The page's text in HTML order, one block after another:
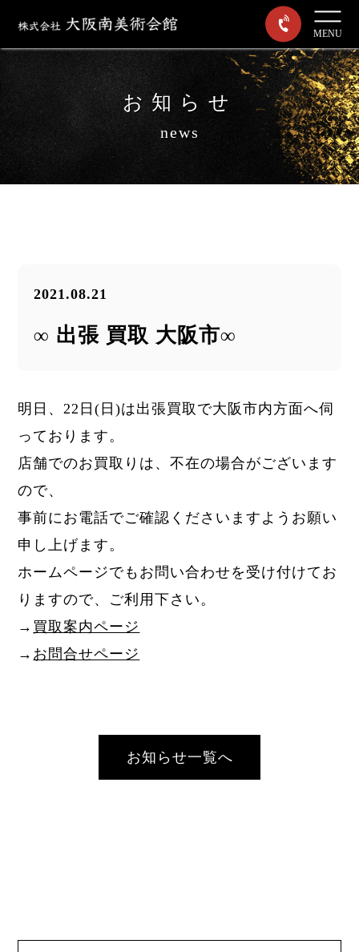
MENU
お知らせ
news
2021.08.21
∞ 出張 買取 大阪市∞
明日、22日(日)は出張買取で大阪市内方面へ伺
っております。
店舗でのお買取りは、不在の場合がございます
ので、
事前にお電話でご確認くださいますようお願い
申し上げます。
ホームページでもお問い合わせを受け付けてお
りますので、ご利用下さい。
→ 買取案内ページ
→ お問合せページ
お知らせ一覧へ